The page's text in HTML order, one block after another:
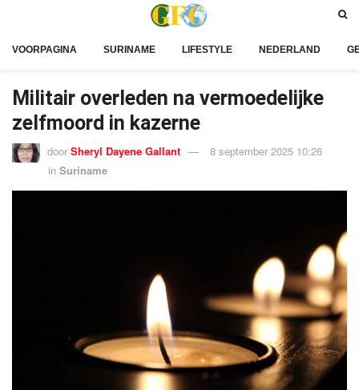
VOORPAGINA SURINAME LIFESTYLE NEDERLAND
Militair overleden na vermoedelijke
zelfmoord in kazerne
door Sheryl Dayene Gallant
8 september 2025 10:26
in Suriname